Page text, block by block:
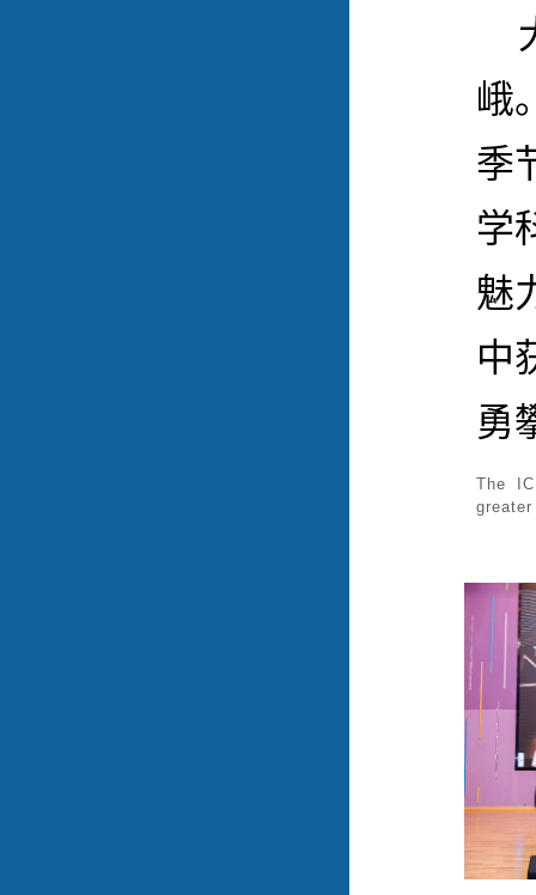
峨
季
学
魅
中
勇
The